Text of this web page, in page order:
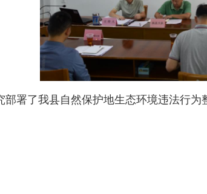
了我县自然保护地生态环境违法行为